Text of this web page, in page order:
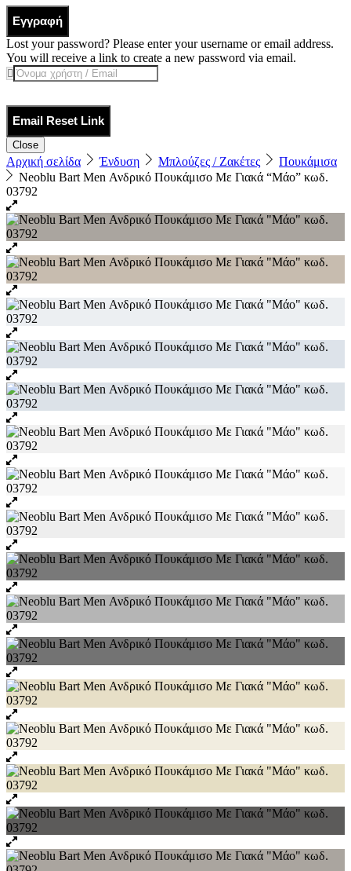
Εγγραφή
Lost your password? Please enter your username or email address.
You will receive a link to create a new password via email.
Email Reset Link
Close
Αρχική σελίδα Ένδυση Μπλούζες / Ζακέτες
Πουκάμισα
Neoblu Bart Men Ανδρικό Πουκάμισο Με Γιακά “Μάο” κωδ.
03792